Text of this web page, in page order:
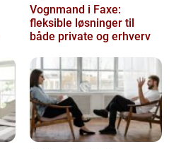
Vognmand i Faxe:
fleksible løsninger til
både private og erhverv